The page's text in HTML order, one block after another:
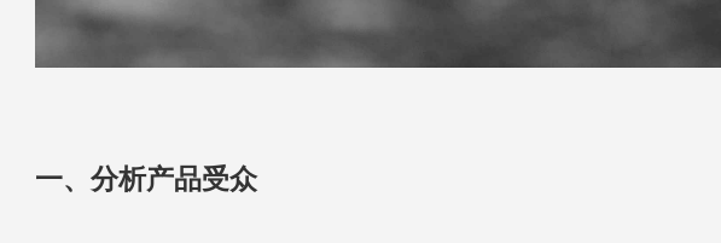
一、分析产品受众